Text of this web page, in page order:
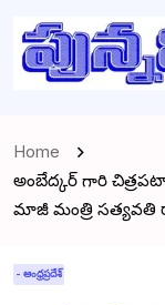
Home
అంబేద్కర్ గారి
మాజీ మంత్రి సత్యవతి
- ఆంధ్రప్రదేశ్